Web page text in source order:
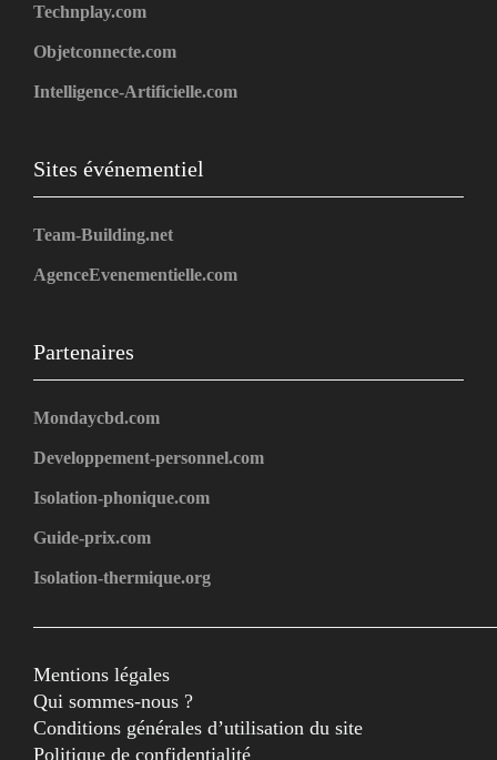
Technplay.com
Objetconnecte.com
Intelligence-Artificielle.com
Sites événementiel
Team-Building.net
AgenceEvenementielle.com
Partenaires
Mondaycbd.com
Developpement-personnel.com
Isolation-phonique.com
Guide-prix.com
Isolation-thermique.org
Mentions légales
Qui sommes-nous ?
Conditions générales d’utilisation du site
Politique de confidentialité